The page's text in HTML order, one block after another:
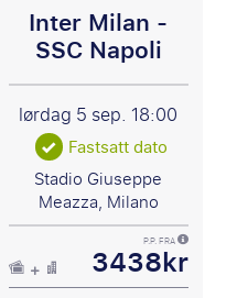
Inter Milan -
SSC Napoli
lørdag 5 sep. 18:00
Fastsatt dato
Stadio Giuseppe
Meazza, Milano
P.P. FRA
3438kr